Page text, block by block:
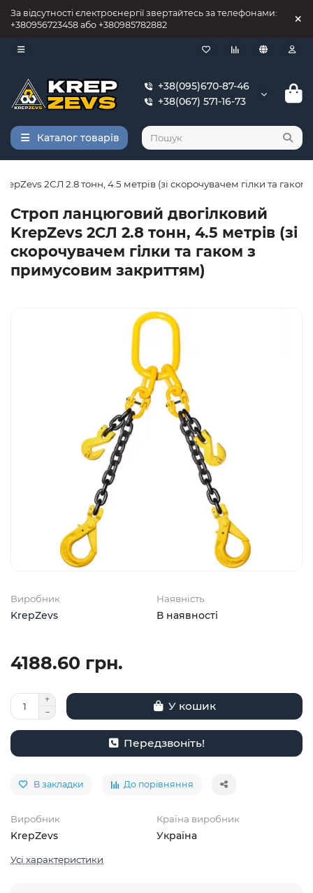
За відсутності єлектроєнергії звертайтесь за телефонами:
+380956723458 або +380985782882
+38(095)670-87-46
+38(067) 571-16-73
Каталог товарів
2СЛ 2.8 тонн, 4.5 метрів (зі скорочувачем гілки та
Строп ланцюговий двогілковий
KrepZevs 2СЛ 2.8 тонн, 4.5 метрів (зі
скорочувачем гілки та гаком з
примусовим закриттям)
Виробник
KrepZevs
Наявність
В наявності
4188.60 грн.
У кошик
Передзвоніть!
В закладки До порівняння
Виробник
KrepZevs
Країна виробник
Україна
Усі характеристики